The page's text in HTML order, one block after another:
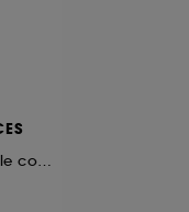
Lotion parfumée pour le corps